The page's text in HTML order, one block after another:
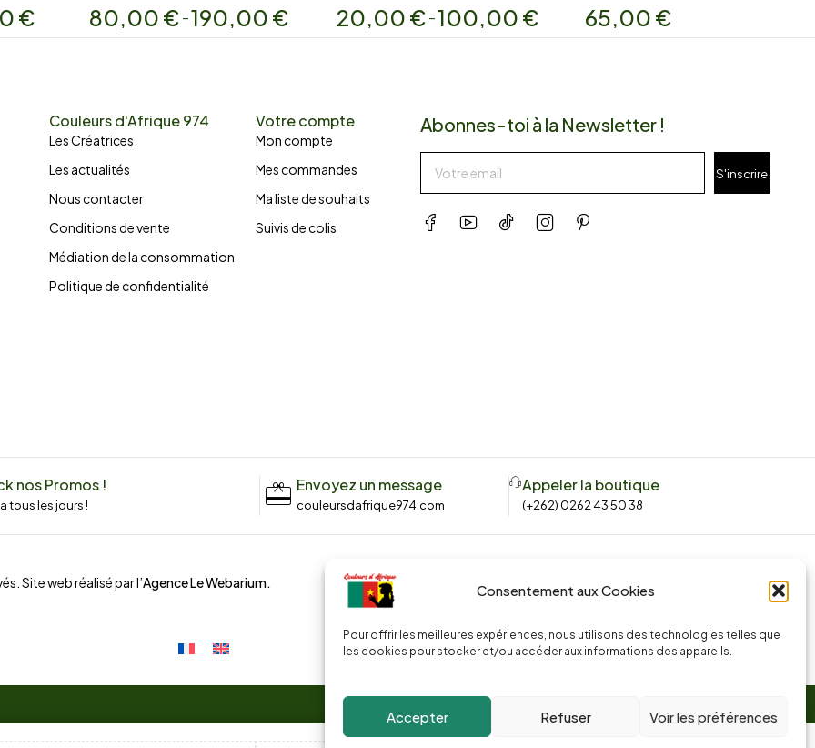
Consentement aux Cookies
Pour offrir les meilleures expériences, nous utilisons des technologies telles que
les cookies pour stocker et/ou accéder aux informations des appareils.
Accepter Refuser Voir les préférences
€ 80,00 € –190,00 € 20,00 € –100,00 € 65,00 €
Couleurs d'Afrique 974
Les Créatrices
Les actualités
Nous contacter
Conditions de vente
Médiation de la consommation
Politique de confidentialité
Votre compte
Mon compte
Mes commandes
Ma liste de souhaits
Suivis de colis
Abonnes-toi à la Newsletter !
S'inscrire
nos Promos !
tous les jours !
Envoyez un message
couleursdafrique974.com
Appeler la boutique
(+262) 0262 43 50 38
Site web réalisé par l’Agence Le Webarium